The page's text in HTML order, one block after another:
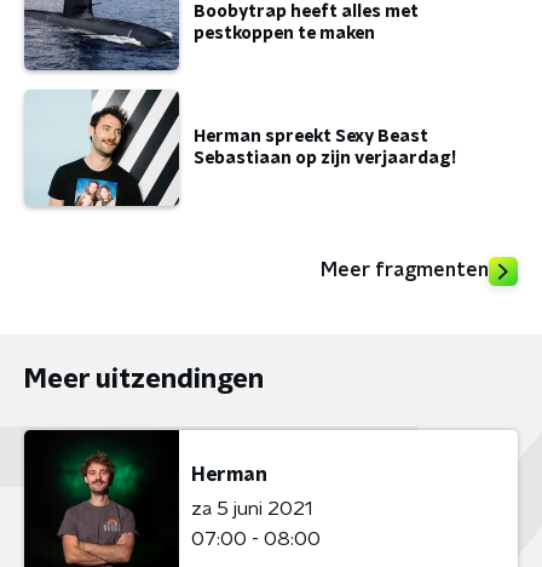
Boobytrap heeft alles met
pestkoppen te maken
Herman spreekt Sexy Beast
Sebastiaan op zijn verjaardag!
Meer fragmenten
Meer uitzendingen
Herman
za 5 juni 2021
07:00 - 08:00